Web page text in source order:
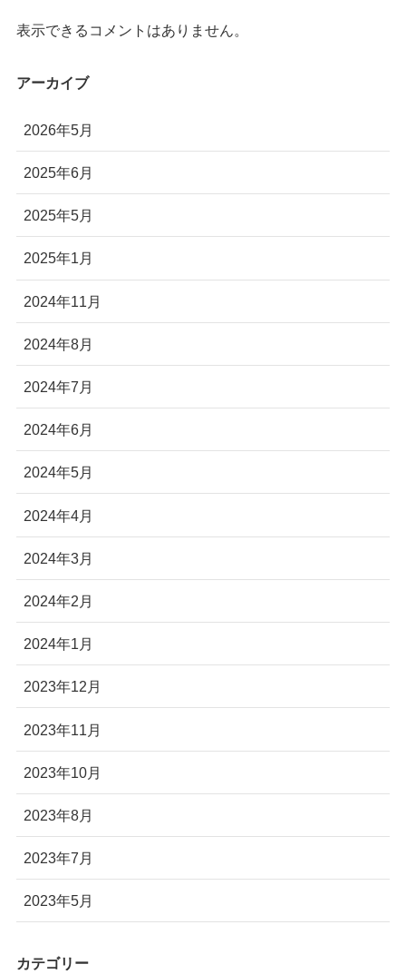
表示できるコメントはありません。
アーカイブ
2026年5月
2025年6月
2025年5月
2025年1月
2024年11月
2024年8月
2024年7月
2024年6月
2024年5月
2024年4月
2024年3月
2024年2月
2024年1月
2023年12月
2023年11月
2023年10月
2023年8月
2023年7月
2023年5月
カテゴリー